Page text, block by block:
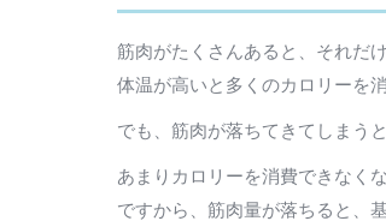
筋肉がたくさんあると、それだ
体温が高いと多くのカロリーを
でも、筋肉が落ちてきてしまう
あまりカロリーを消費できなく
ですから、筋肉量が落ちると、